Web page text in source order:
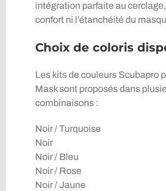
intégration parfaite au
confort ni l’étanchéité du
Choix de coloris
Les kits de couleurs Scubapro
Mask sont proposés dans
combinaisons :
Noir / Turquoise
Noir
Noir / Bleu
Noir / Rose
Noir / Jaune